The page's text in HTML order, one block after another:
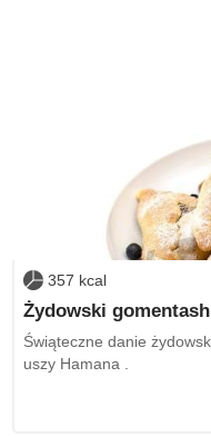
357 kcal
Żydowski gomentash
Świąteczne danie
uszy Hamana .